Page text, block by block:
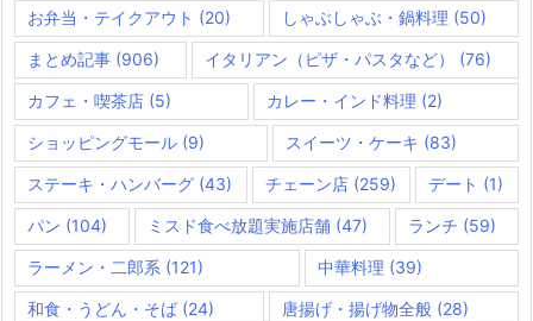
お弁当・テイクアウト (20) しゃぶしゃぶ・鍋料理 (50)
まとめ記事 (906) イタリアン（ピザ・パスタなど） (76)
カフェ・喫茶店 (5) カレー・インド料理 (2)
ショッピングモール (9) スイーツ・ケーキ (83)
ステーキ・ハンバーグ (43) チェーン店(259) デート (1)
パン (104) ミスド食べ放題実施店舗 (47) ランチ (59)
ラーメン・二郎系 (121) 中華料理 (39)
和食・うどん・そば (24) 唐揚げ・揚げ物全般 (28)